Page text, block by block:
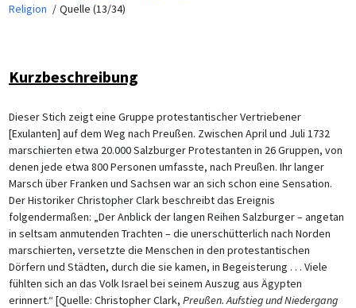
Religion
Quelle (13/34)
Kurzbeschreibung
Dieser Stich zeigt eine Gruppe protestantischer Vertriebener
[Exulanten] auf dem Weg nach Preußen. Zwischen April und Juli 1732
marschierten etwa 20.000 Salzburger Protestanten in 26 Gruppen, von
denen jede etwa 800 Personen umfasste, nach Preußen. Ihr langer
Marsch über Franken und Sachsen war an sich schon eine Sensation.
Der Historiker Christopher Clark beschreibt das Ereignis
folgendermaßen: „Der Anblick der langen Reihen Salzburger – angetan
in seltsam anmutenden Trachten – die unerschütterlich nach Norden
marschierten, versetzte die Menschen in den protestantischen
Dörfern und Städten, durch die sie kamen, in Begeisterung . . . Viele
fühlten sich an das Volk Israel bei seinem Auszug aus Ägypten
erinnert.“ [Quelle: Christopher Clark, Preußen. Aufstieg und Niedergang